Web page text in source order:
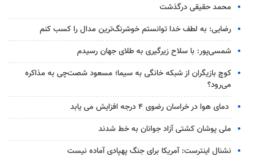
محمد حقیقی درگذشت
رضایی: به لطف خدا توانستم خوشرنگ‌ترین مدال را کسب کنم
شمسی‌پور: با سلاح زیرگیری به طلای جهان رسیدم
کوچ بازیگران از شبکه خانگی به سیما؛ مسعود شصت‌چی به مذاکره
می‌رود؟
دمای هوا در خراسان رضوی ۴ درجه افزایش می یابد
ملی پوشان کشتی آزاد جوانان به خط شدند
نشنال اینترست: آمریکا برای جنگ پهپادی آماده نیست